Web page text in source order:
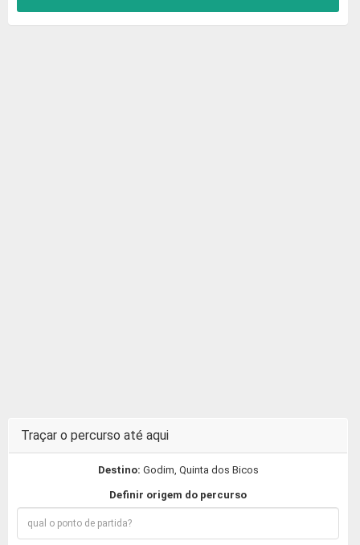
Traçar o percurso até aqui
Destino: Godim, Quinta dos Bicos
Definir origem do percurso